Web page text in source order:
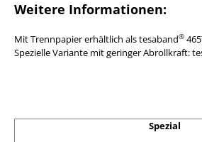
Weitere Informationen:
Mit Trennpapier erhältlich als tesaband®
Spezielle Variante mit geringer Abrollkraft:
Spezial